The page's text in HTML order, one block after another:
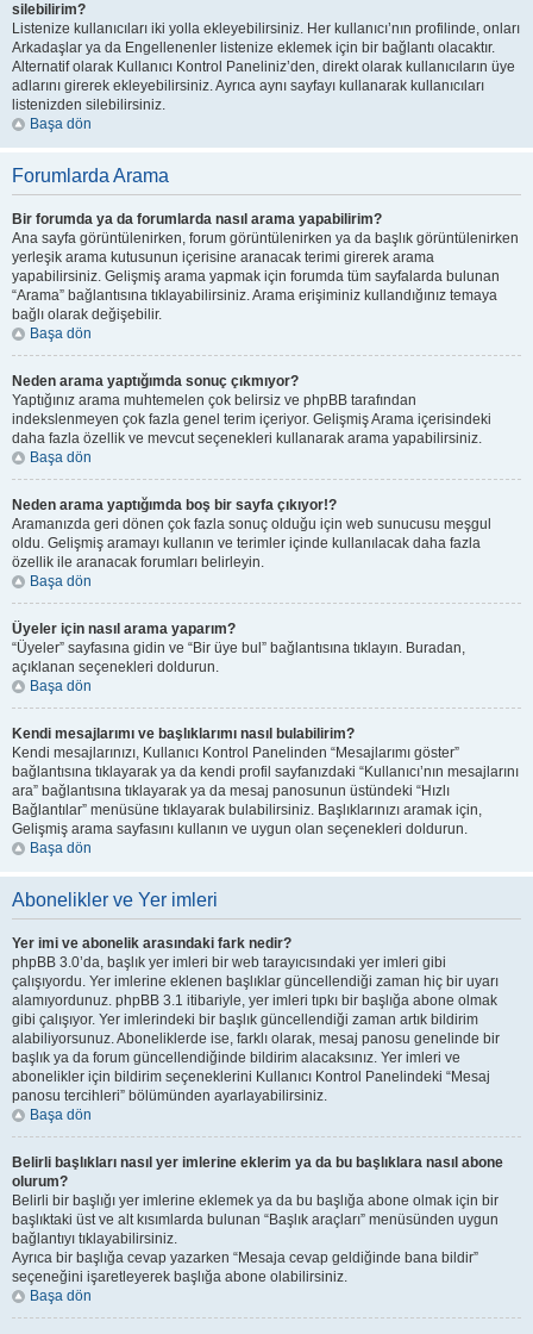
silebilirim?
Listenize kullanıcıları iki yolla ekleyebilirsiniz. Her kullanıcı’nın profilinde, onları
Arkadaşlar ya da Engellenenler listenize eklemek için bir bağlantı olacaktır.
Alternatif olarak Kullanıcı Kontrol Paneliniz’den, direkt olarak kullanıcıların üye
adlarını girerek ekleyebilirsiniz. Ayrıca aynı sayfayı kullanarak kullanıcıları
listenizden silebilirsiniz.
Başa dön
Forumlarda Arama
Bir forumda ya da forumlarda nasıl arama yapabilirim?
Ana sayfa görüntülenirken, forum görüntülenirken ya da başlık görüntülenirken
yerleşik arama kutusunun içerisine aranacak terimi girerek arama
yapabilirsiniz. Gelişmiş arama yapmak için forumda tüm sayfalarda bulunan
“Arama” bağlantısına tıklayabilirsiniz. Arama erişiminiz kullandığınız temaya
bağlı olarak değişebilir.
Başa dön
Neden arama yaptığımda sonuç çıkmıyor?
Yaptığınız arama muhtemelen çok belirsiz ve phpBB tarafından
indekslenmeyen çok fazla genel terim içeriyor. Gelişmiş Arama içerisindeki
daha fazla özellik ve mevcut seçenekleri kullanarak arama yapabilirsiniz.
Başa dön
Neden arama yaptığımda boş bir sayfa çıkıyor!?
Aramanızda geri dönen çok fazla sonuç olduğu için web sunucusu meşgul
oldu. Gelişmiş aramayı kullanın ve terimler içinde kullanılacak daha fazla
özellik ile aranacak forumları belirleyin.
Başa dön
Üyeler için nasıl arama yaparım?
“Üyeler” sayfasına gidin ve “Bir üye bul” bağlantısına tıklayın. Buradan,
açıklanan seçenekleri doldurun.
Başa dön
Kendi mesajlarımı ve başlıklarımı nasıl bulabilirim?
Kendi mesajlarınızı, Kullanıcı Kontrol Panelinden “Mesajlarımı göster”
bağlantısına tıklayarak ya da kendi profil sayfanızdaki “Kullanıcı’nın mesajlarını
ara” bağlantısına tıklayarak ya da mesaj panosunun üstündeki “Hızlı
Bağlantılar” menüsüne tıklayarak bulabilirsiniz. Başlıklarınızı aramak için,
Gelişmiş arama sayfasını kullanın ve uygun olan seçenekleri doldurun.
Başa dön
Abonelikler ve Yer imleri
Yer imi ve abonelik arasındaki fark nedir?
phpBB 3.0’da, başlık yer imleri bir web tarayıcısındaki yer imleri gibi
çalışıyordu. Yer imlerine eklenen başlıklar güncellendiği zaman hiç bir uyarı
alamıyordunuz. phpBB 3.1 itibariyle, yer imleri tıpkı bir başlığa abone olmak
gibi çalışıyor. Yer imlerindeki bir başlık güncellendiği zaman artık bildirim
alabiliyorsunuz. Aboneliklerde ise, farklı olarak, mesaj panosu genelinde bir
başlık ya da forum güncellendiğinde bildirim alacaksınız. Yer imleri ve
abonelikler için bildirim seçeneklerini Kullanıcı Kontrol Panelindeki “Mesaj
panosu tercihleri” bölümünden ayarlayabilirsiniz.
Başa dön
Belirli başlıkları nasıl yer imlerine eklerim ya da bu başlıklara nasıl abone
olurum?
Belirli bir başlığı yer imlerine eklemek ya da bu başlığa abone olmak için bir
başlıktaki üst ve alt kısımlarda bulunan “Başlık araçları” menüsünden uygun
bağlantıyı tıklayabilirsiniz.
Ayrıca bir başlığa cevap yazarken “Mesaja cevap geldiğinde bana bildir”
seçeneğini işaretleyerek başlığa abone olabilirsiniz.
Başa dön